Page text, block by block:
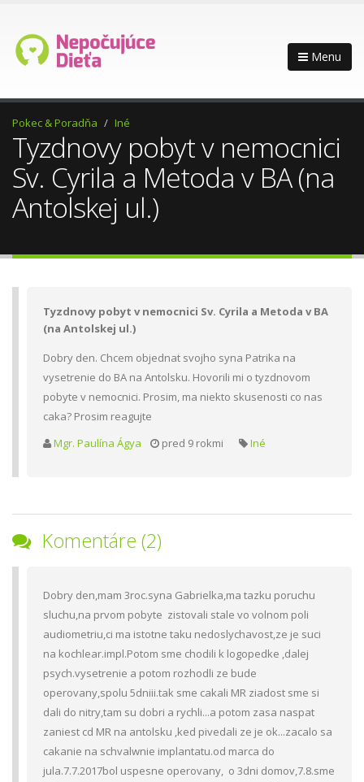
Menu
Pokec & Poradňa Iné
Tyzdnovy pobyt v nemocnici
Sv. Cyrila a Metoda v BA (na
Antolskej ul.)
Tyzdnovy pobyt v nemocnici Sv. Cyrila a Metoda v BA
(na Antolskej ul.)
Dobry den. Chcem objednat svojho syna Patrika na
vysetrenie do BA na Antolsku. Hovorili mi o tyzdnovom
pobyte v nemocnici. Prosim, ma niekto skusenosti co nas
caka? Prosim reagujte
Mgr. Paulína Ágya
pred 9 rokmi Iné
Komentáre (2)
Dobry den,mam 3roc.syna Gabrielka,ma tazku poruchu
sluchu,na prvom pobyte zistovali stale vo volnom poli
audiometriu,ci ma istotne taku nedoslychavost,ze je suci
na kochlear.impl.Potom sme chodili k logopedke ,dalej
psych.vysetrenie a potom rozhodli ze bude
operovany,spolu 5dniii.tak sme cakali MR ziadost sme si
dali do nitry,tam su dobri a rychli...a potom zasa naspat
zaniest cd MR na antolsku ,ked pivedali ze je ok...zacalo sa
cakanie na schvalwnie implantatu.od marca do
jula.7.7.2017bol uspesne operovany, o 3dni domov,7.8.sme